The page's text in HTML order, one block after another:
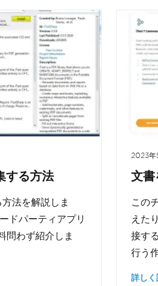
する方法
法を解説しま
ドパーティアプリ
問わず紹介しま
2023年
文書
この
えた
接す
行う
詳しく